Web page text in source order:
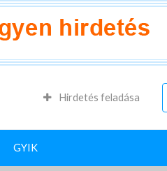
Hirdetés feladása
GYIK